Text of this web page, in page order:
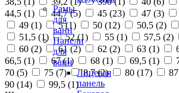
Рамы
для
ванн
Панели
для
ванн
Лицевая
панель
44,5 (1) 44,7 (5) 45 (23) 47 (3)
49 (1) 5 (1) 50 (12) 50,5 (2)
51,5 (1) 52 (1) 55 (1) 57,5 (2)
60 (2) 61 (2) 62 (2) 63 (1)
66,5 (1) 67 (1) 68 (1) 69,5 (1)
70 (5) 75 (7) 8,7 (2) 80 (17)
90 (14) 99,5 (1)